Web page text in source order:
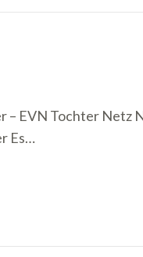
– EVN Tochter Netz
Es…